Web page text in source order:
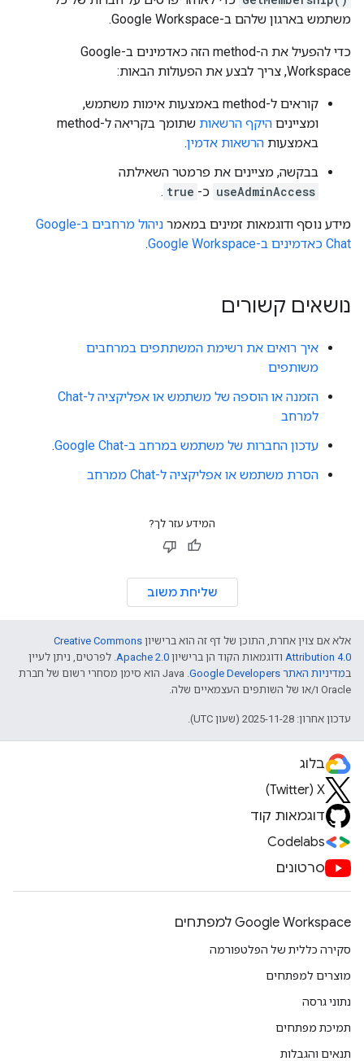
משתמש בארגון שלהם ב-Google Workspace.
כדי להפעיל את ה-method הזה כאדמינים ב-Google
Workspace, צריך לבצע את הפעולות הבאות:
קוראים ל-method באמצעות אימות משתמש,
ומציינים היקף הרשאות
שתומך בקריאה ל-method
באמצעות הרשאות אדמין.
בבקשה, מציינים את פרמטר השאילתה
useAdminAccess כ- true
.
מידע נוסף ודוגמאות זמינים במאמר
ניהול מרחבים ב-Google
Chat כאדמינים ב-Google Workspace
.
נושאים קשורים
איך רואים את רשימת המשתתפים במרחבים
משותפים
הזמנה או הוספה של משתמש או אפליקציה ל-Chat
למרחב
עדכון החברות של משתמש במרחב ב-Google Chat
.
הסרת משתמש או אפליקציה ל-Chat ממרחב
המידע עזר לך?
שליחת משוב
אלא אם צוין אחרת, התוכן של דף זה הוא ברישיון Creative Commons
Attribution 4.0 ודוגמאות הקוד הן ברישיון Apache 2.0. לפרטים, ניתן לעיין
במדיניות האתר Google Developers‏
.‏ Java הוא סימן מסחרי רשום של חברת
Oracle ו/או של השותפים העצמאיים שלה.
עדכון אחרון: 2025-11-28 (שעון UTC).
בלוג
X‏ (Twitter)
דוגמאות קוד
Codelabs
סרטונים
Google Workspace למפתחים
סקירה כללית של הפלטפורמה
מוצרים למפתחים
נתוני גרסה
תמיכת מפתחים
תנאים והגבלות